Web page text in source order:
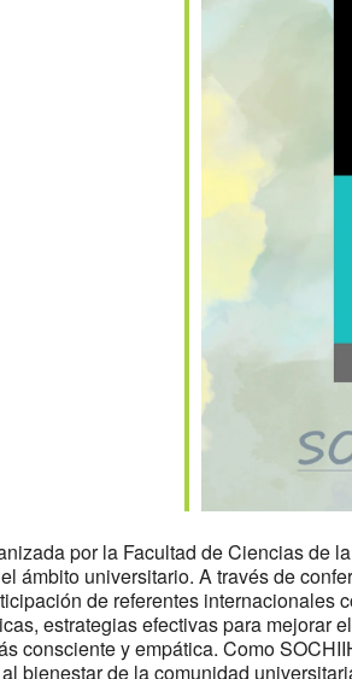
por la Facultad de Ciencias de
ámbito universitario. A través de
de referentes internacionales
estrategias efectivas para mejorar
consciente y empática. Como
bienestar de la comunidad